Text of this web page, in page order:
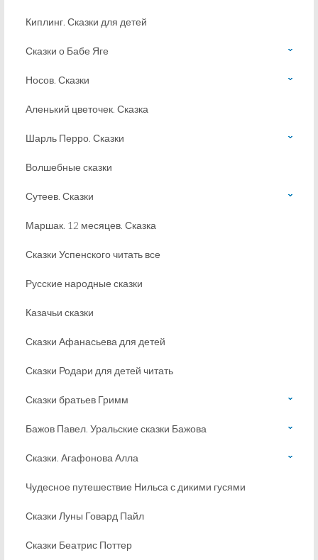
Киплинг. Сказки для детей
Сказки о Бабе Яге
Носов. Сказки
Аленький цветочек. Сказка
Шарль Перро. Сказки
Волшебные сказки
Сутеев. Сказки
Маршак. 12 месяцев. Сказка
Сказки Успенского читать все
Русские народные сказки
Казачьи сказки
Сказки Афанасьева для детей
Сказки Родари для детей читать
Сказки братьев Гримм
Бажов Павел. Уральские сказки Бажова
Сказки. Агафонова Алла
Чудесное путешествие Нильса с дикими гусями
Сказки Луны Говард Пайл
Сказки Беатрис Поттер